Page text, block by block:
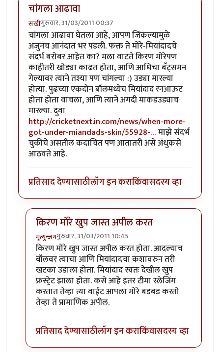
चांगला आढावा
सखीगुरुवार, 31/03/2011 00:37
चांगला आढावा घेतला आहे, आपण जिंकल्यामुळे
अजुनच आनंदात भर पडली. फक्त ते मोरे-मियांदादचे
संदर्भ बरोबर आहेत का? मला वाटते किरण मोरेपण
काहीतरी खोड्या काढत होता, आणि आधिचा बॅट्समन
गेल्यावर त्याने तश्या पण चांगल्या :) उड्या मारल्या
होत्या. पुढच्या एकदोन बॉलमध्येच मियांदाद रनआऊट
होता होता वाचला, आणि त्याने अगदी माकडउड्याच
मारल्या. दुवा
http://cricketnext.in.com/news/when-more-
got-under-miandads-skin/55928-…माझे संदर्भ
चुकीचे असतील कदाचित पण आतातरी असे अंधुकसे
आठवते आहे.
प्रतिसाद देण्यासाठीलॉग इन कराकिंवासदस्य व्हा
किरण मोरे खुप जास्त अपील करत
मृत्युन्जयगुरुवार, 31/03/2011 10:45
In reply toचांगला आढावाbyसखी
किरण मोरे खुप जास्त अपील करत होता. आदल्याच
बॉलवर त्याचा आणि मियांदादचा कशावरुन तरी
खटका उडाला होता. मियांदाद स्वतः देखील खुप
फ्रस्ट्रेट झाला होता. कसे आहे इतर टीमा स्लेजिंग
करतात तेव्हा त्या वाईट आपला मोरे बडबड करतो
तेव्हा ते प्रामाणिक अपील.
प्रतिसाद देण्यासाठीलॉग इन कराकिंवासदस्य व्हा